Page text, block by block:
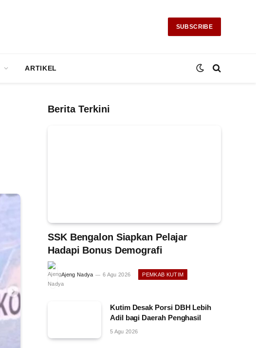
SUBSCRIBE
ARTIKEL
Berita Terkini
SSK Bengalon Siapkan Pelajar
Hadapi Bonus Demografi
Ajeng Nadya 6 Agu 2026 PEMKAB KUTIM
Kutim Desak Porsi DBH Lebih
Adil bagi Daerah Penghasil
5 Agu 2026